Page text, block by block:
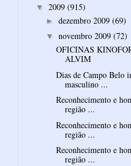
▼ 2009 (915)
► dezembro 2009 (69)
▼ novembro 2009 (72)
OFICINAS
ALVIM
Dias de Campo Belo
masculino ...
Reconhecimento e
região ...
Reconhecimento e
região ...
Reconhecimento e
região ...